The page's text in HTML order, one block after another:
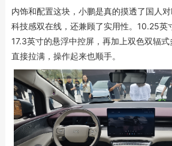
内饰和配置这块，小鹏是真的摸透了国人
科技感双在线，还兼顾了实用性。10.25英
17.3英寸的悬浮中控屏，再加上双色双辐
直接拉满，操作起来也顺手。